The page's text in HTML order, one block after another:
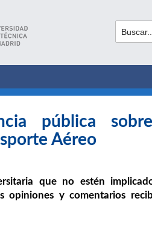
pública
Aéreo
que no estén
opiniones y comentarios